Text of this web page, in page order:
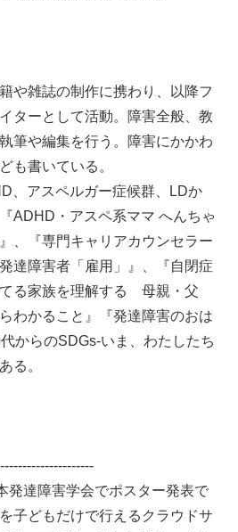
や雑誌の制作に携わり、以降フ
ターとして活動。障害全般、教
筆や編集を行う。障害にかかわ
も書いている。
、アスペルガー症候群、LDか
ADHD・アスペ系ママ へんちゃ
、『専門キャリアカウンセラー
達障害者「雇用」』、『自閉症
る家族を理解する 母親・父
わかること』『発達障害のおは
からのSDGs-いま、わたしたち
る。
発達障害学会でポスター発表で
子どもだけで行えるクラウドサ